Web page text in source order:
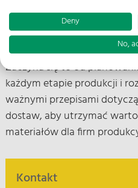
Dlatego ważne jest dla nas
wymagań dotyczących
Zaczyna się to od
każdym etapie produkcji i
ważnymi przepisami
dostaw, aby utrzymać
materiałów dla firm
Kontakt
Deny
No,